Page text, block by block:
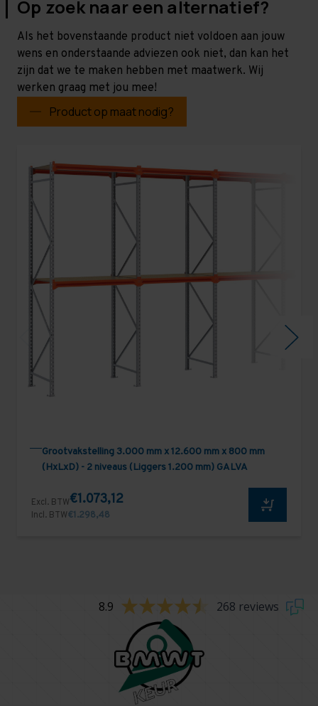
Op zoek naar een alternatief?
Als het bovenstaande product niet voldoen aan jouw
wens en onderstaande adviezen ook niet, dan kan het
zijn dat we te maken hebben met maatwerk. Wij
werken graag met jou mee!
Product op maat nodig?
Grootvakstelling 3.000 mm x 12.600 mm x 800 mm
(HxLxD) - 2 niveaus (Liggers 1.200 mm) GALVA
Excl. BTW€1.073,12
Incl. BTW€1.298,48
8.9 268 reviews